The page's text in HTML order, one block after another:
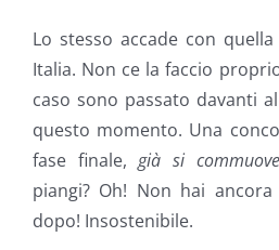
Lo stesso accade con
Italia. Non ce la faccio
caso sono passato davanti
questo momento. Una
fase finale,già si commuove
piangi? Oh! Non hai
dopo! Insostenibile.